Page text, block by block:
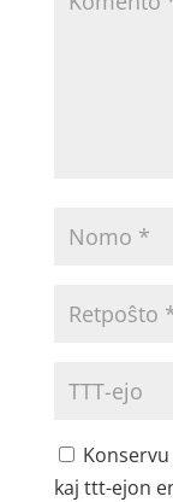
kaj ttt-ejon